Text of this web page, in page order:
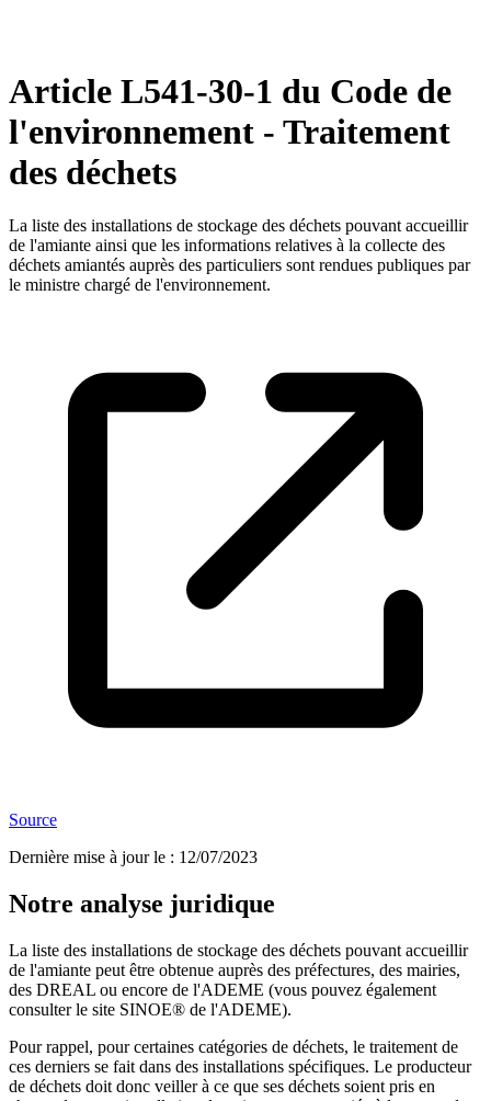
Article L541-30-1 du Code de
l'environnement - Traitement
des déchets
La liste des installations de stockage des déchets pouvant accueillir
de l'amiante ainsi que les informations relatives à la collecte des
déchets amiantés auprès des particuliers sont rendues publiques par
le ministre chargé de l'environnement.
Source
Dernière mise à jour le : 12/07/2023
Notre analyse juridique
La liste des installations de stockage des déchets pouvant accueillir
de l'amiante peut être obtenue auprès des préfectures, des mairies,
des DREAL ou encore de l'ADEME (vous pouvez également
consulter le site SINOE® de l'ADEME).
Pour rappel, pour certaines catégories de déchets, le traitement de
ces derniers se fait dans des installations spécifiques. Le producteur
de déchets doit donc veiller à ce que ses déchets soient pris en